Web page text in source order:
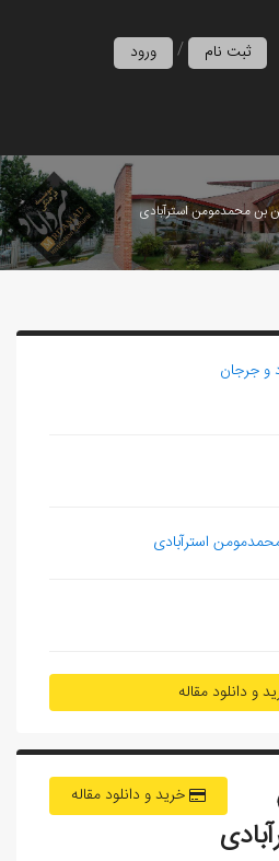
ورود / ثبت نام
محمدمومن استرآبادی
و جرجان
استرآبادی
و دانلود مقاله
خرید و دانلود مقاله